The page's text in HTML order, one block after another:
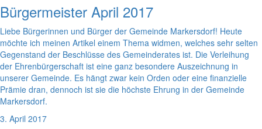
Bürgermeister April 2017
Liebe Bürgerinnen und Bürger der Gemeinde Markersdorf! Heute
möchte ich meinen Artikel einem Thema widmen, welches sehr selten
Gegenstand der Beschlüsse des Gemeinderates ist. Die Verleihung
der Ehrenbürgerschaft ist eine ganz besondere Auszeichnung in
unserer Gemeinde. Es hängt zwar kein Orden oder eine finanzielle
Prämie dran, dennoch ist sie die höchste Ehrung in der Gemeinde
Markersdorf.
3. April 2017